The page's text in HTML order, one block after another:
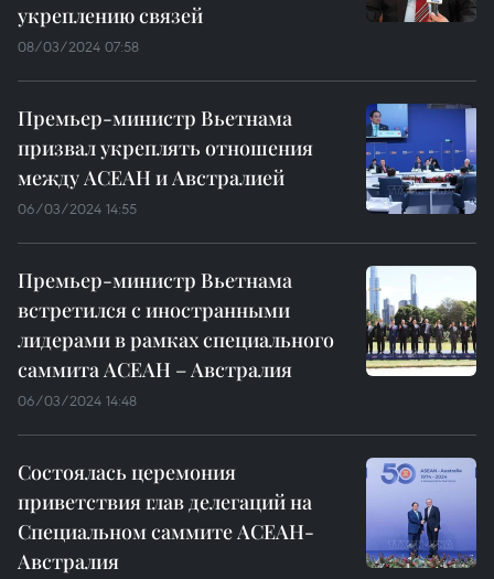
укреплению связей
08/03/2024 07:58
Премьер-министр Вьетнама
призвал укреплять отношения
между АСЕАН и Австралией
06/03/2024 14:55
Премьер-министр Вьетнама
встретился с иностранными
лидерами в рамках специального
саммита АСЕАН – Австралия
06/03/2024 14:48
Состоялась церемония
приветствия глав делегаций на
Специальном саммите АСЕАН-
Австралия